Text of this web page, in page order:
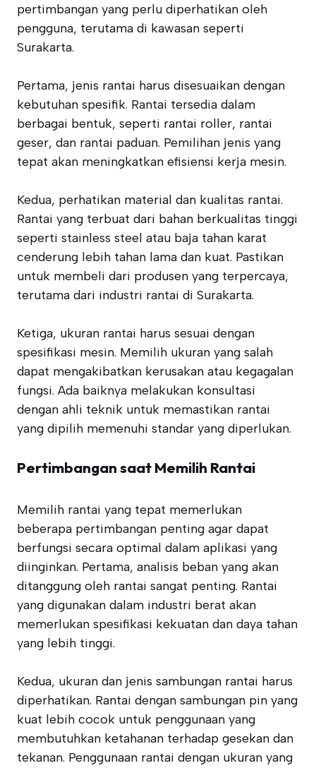
pertimbangan yang perlu diperhatikan oleh
pengguna, terutama di kawasan seperti
Surakarta.
Pertama, jenis rantai harus disesuaikan dengan
kebutuhan spesifik. Rantai tersedia dalam
berbagai bentuk, seperti rantai roller, rantai
geser, dan rantai paduan. Pemilihan jenis yang
tepat akan meningkatkan efisiensi kerja mesin.
Kedua, perhatikan material dan kualitas rantai.
Rantai yang terbuat dari bahan berkualitas tinggi
seperti stainless steel atau baja tahan karat
cenderung lebih tahan lama dan kuat. Pastikan
untuk membeli dari produsen yang terpercaya,
terutama dari industri rantai di Surakarta.
Ketiga, ukuran rantai harus sesuai dengan
spesifikasi mesin. Memilih ukuran yang salah
dapat mengakibatkan kerusakan atau kegagalan
fungsi. Ada baiknya melakukan konsultasi
dengan ahli teknik untuk memastikan rantai
yang dipilih memenuhi standar yang diperlukan.
Pertimbangan saat Memilih Rantai
Memilih rantai yang tepat memerlukan
beberapa pertimbangan penting agar dapat
berfungsi secara optimal dalam aplikasi yang
diinginkan. Pertama, analisis beban yang akan
ditanggung oleh rantai sangat penting. Rantai
yang digunakan dalam industri berat akan
memerlukan spesifikasi kekuatan dan daya tahan
yang lebih tinggi.
Kedua, ukuran dan jenis sambungan rantai harus
diperhatikan. Rantai dengan sambungan pin yang
kuat lebih cocok untuk penggunaan yang
membutuhkan ketahanan terhadap gesekan dan
tekanan. Penggunaan rantai dengan ukuran yang